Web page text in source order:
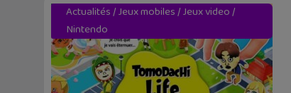
Actualités/Jeux mobiles/Jeux video/
Nintendo